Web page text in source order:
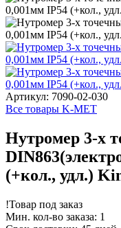
Артикул: 7090-02-030
Все товары K-MET
Нутромер 3-х
(+кол., удл.)
!Товар под заказ
Мин. кол-во заказа: 1